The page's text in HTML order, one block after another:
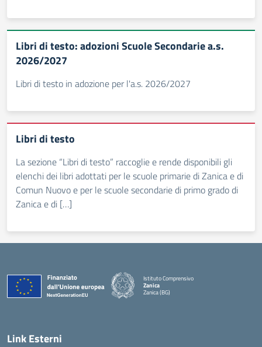
Libri di testo: adozioni Scuole Secondarie a.s.
2026/2027
Libri di testo in adozione per l'a.s. 2026/2027
Libri di testo
La sezione “Libri di testo” raccoglie e rende disponibili gli
elenchi dei libri adottati per le scuole primarie di Zanica e di
Comun Nuovo e per le scuole secondarie di primo grado di
Zanica e di […]
Istituto Comprensivo
Zanica
Zanica (BG)
Link Esterni